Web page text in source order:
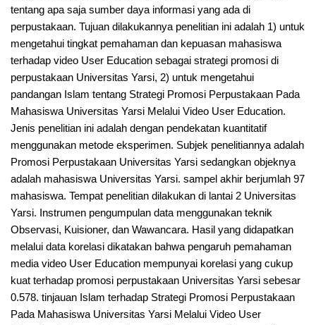
tentang apa saja sumber daya informasi yang ada di
perpustakaan. Tujuan dilakukannya penelitian ini adalah 1) untuk
mengetahui tingkat pemahaman dan kepuasan mahasiswa
terhadap video User Education sebagai strategi promosi di
perpustakaan Universitas Yarsi, 2) untuk mengetahui
pandangan Islam tentang Strategi Promosi Perpustakaan Pada
Mahasiswa Universitas Yarsi Melalui Video User Education.
Jenis penelitian ini adalah dengan pendekatan kuantitatif
menggunakan metode eksperimen. Subjek penelitiannya adalah
Promosi Perpustakaan Universitas Yarsi sedangkan objeknya
adalah mahasiswa Universitas Yarsi. sampel akhir berjumlah 97
mahasiswa. Tempat penelitian dilakukan di lantai 2 Universitas
Yarsi. Instrumen pengumpulan data menggunakan teknik
Observasi, Kuisioner, dan Wawancara. Hasil yang didapatkan
melalui data korelasi dikatakan bahwa pengaruh pemahaman
media video User Education mempunyai korelasi yang cukup
kuat terhadap promosi perpustakaan Universitas Yarsi sebesar
0.578. tinjauan Islam terhadap Strategi Promosi Perpustakaan
Pada Mahasiswa Universitas Yarsi Melalui Video User